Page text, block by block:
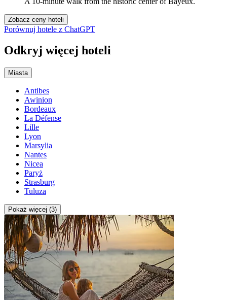
Zobacz ceny hoteli
Porównuj hotele z ChatGPT
Odkryj więcej hoteli
Miasta
Antibes
Awinion
Bordeaux
La Défense
Lille
Lyon
Marsylia
Nantes
Nicea
Paryż
Strasburg
Tuluza
Pokaż więcej (3)